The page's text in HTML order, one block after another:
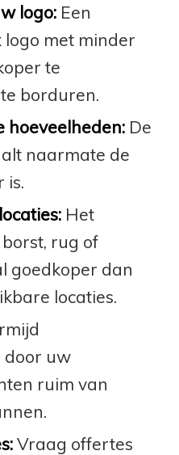
logo:Een
logo met minder
te
borduren.
hoeveelheden:De
naarmate de
is.
Het
rug of
goedkoper dan
locaties.
door uw
ruim van
Vraag offertes